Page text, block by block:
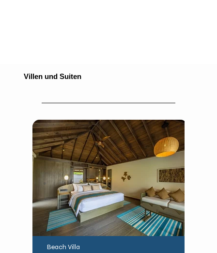
Villen und Suiten
Beach Villa